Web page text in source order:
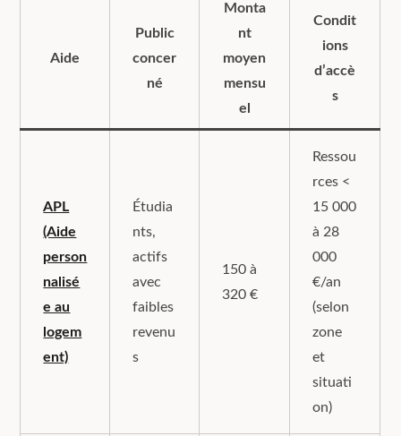
Aide
Public
concer
né
Monta
nt
moyen
mensu
el
Condit
ions
d’accè
s
APL
(Aide
person
nalisé
e au
logem
ent)
Étudia
nts,
actifs
avec
faibles
revenu
s
150 à
320 €
Ressou
rces <
15 000
à 28
000
€/an
(selon
zone
et
situati
on)